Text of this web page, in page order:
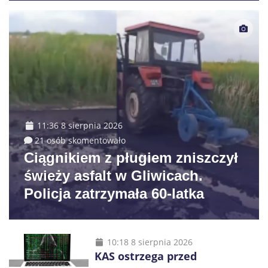
11:36 8 sierpnia 2026
21 osób skomentowało
Ciągnikiem z pługiem zniszczył
świeży asfalt w Gliwicach.
Policja zatrzymała 60-latka
10:18 8 sierpnia 2026
KAS ostrzega przed